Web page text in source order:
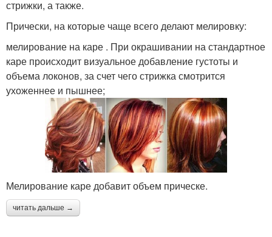
мелирование
Волос с мелированием Обратное мелирование
Мелирование на
волосы
Варианты для средних
волос
Калифорнийское
мелирование
стрижки, а также.
Прически, на которые чаще всего делают мелировку:
мелирование на каре . При окрашивании на стандартное
каре происходит визуальное добавление густоты и
объема локонов, за счет чего стрижка смотрится
ухоженнее и пышнее;
Мелирование каре добавит объем прическе.
читать дальше →